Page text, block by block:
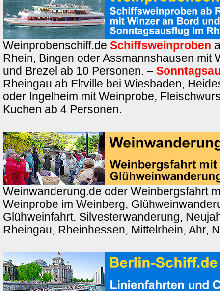
Weinprobenschiff.de Schiffsweinproben
Rhein, Bingen oder Assmannshausen mit
und Brezel ab 10 Personen. –
Rheingau ab Eltville bei Wiesbaden,
oder Ingelheim mit Weinprobe,
Kuchen ab 4 Personen.
Weinwanderung.de oder Weinbergsfahrt
Weinprobe im Weinberg,
Glühweinfahrt, Silvesterwanderung,
Rheingau, Rheinhessen, Mittelrhein, Ahr,